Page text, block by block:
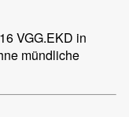
VGG.EKD in
mündliche